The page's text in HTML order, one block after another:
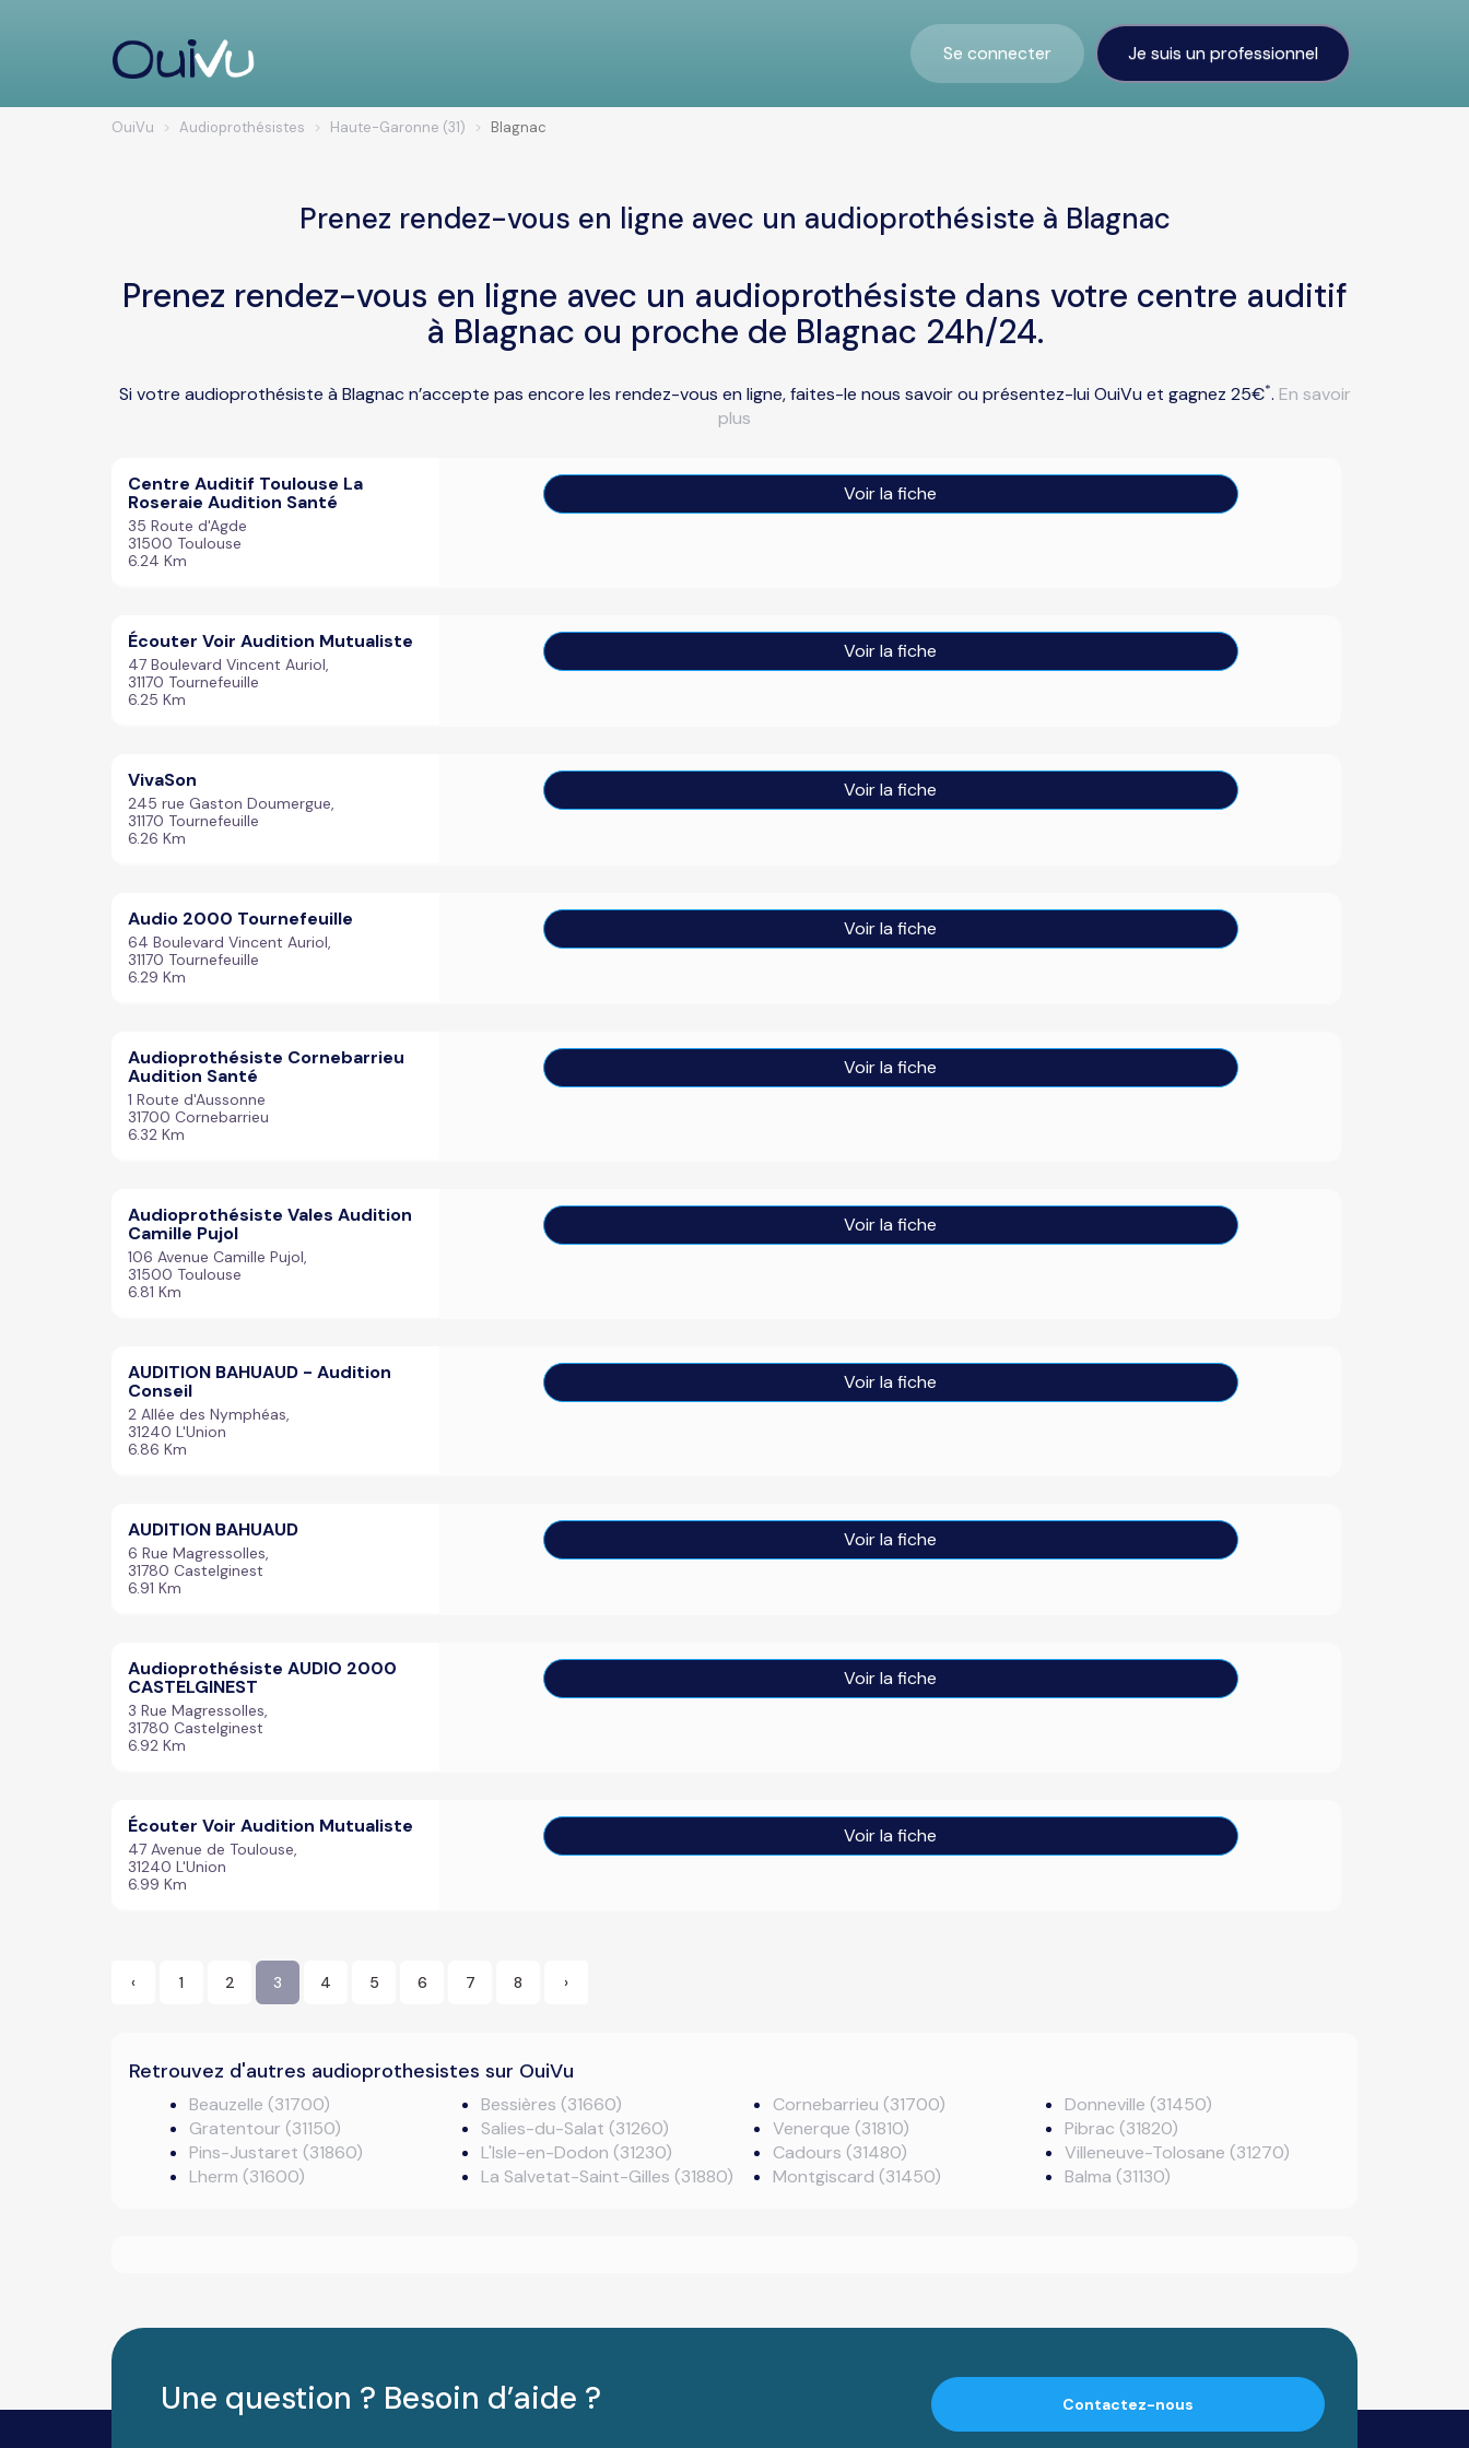
Se connecter Je suis un professionnel
OuiVu Audioprothésistes Haute-Garonne (31) Blagnac
Prenez rendez-vous en ligne avec un audioprothésiste à Blagnac
Prenez rendez-vous en ligne avec un audioprothésiste dans votre centre auditif
à Blagnac ou proche de Blagnac 24h/24.
Si votre audioprothésiste à Blagnac n’accepte pas encore les rendez-vous en ligne, faites-le nous savoir ou présentez-lui OuiVu et gagnez 25€*. En savoir
plus
Centre Auditif Toulouse La
Roseraie Audition Santé
35 Route d'Agde
31500 Toulouse
6.24 Km
Voir la fiche
Écouter Voir Audition Mutualiste
47 Boulevard Vincent Auriol,
31170 Tournefeuille
6.25 Km
Voir la fiche
VivaSon
245 rue Gaston Doumergue,
31170 Tournefeuille
6.26 Km
Voir la fiche
Audio 2000 Tournefeuille
64 Boulevard Vincent Auriol,
31170 Tournefeuille
6.29 Km
Voir la fiche
Audioprothésiste Cornebarrieu
Audition Santé
1 Route d'Aussonne
31700 Cornebarrieu
6.32 Km
Voir la fiche
Audioprothésiste Vales Audition
Camille Pujol
106 Avenue Camille Pujol,
31500 Toulouse
6.81 Km
Voir la fiche
AUDITION BAHUAUD - Audition
Conseil
2 Allée des Nymphéas,
31240 L'Union
6.86 Km
Voir la fiche
AUDITION BAHUAUD
6 Rue Magressolles,
31780 Castelginest
6.91 Km
Voir la fiche
Audioprothésiste AUDIO 2000
CASTELGINEST
3 Rue Magressolles,
31780 Castelginest
6.92 Km
Voir la fiche
Écouter Voir Audition Mutualiste
47 Avenue de Toulouse,
31240 L'Union
6.99 Km
Voir la fiche
‹ 1 2 3 4 5 6 7 8 ›
Retrouvez d'autres audioprothesistes sur OuiVu
Beauzelle (31700)
Gratentour (31150)
Pins-Justaret (31860)
Lherm (31600)
Bessières (31660)
Salies-du-Salat (31260)
L'Isle-en-Dodon (31230)
La Salvetat-Saint-Gilles (31880)
Cornebarrieu (31700)
Venerque (31810)
Cadours (31480)
Montgiscard (31450)
Donneville (31450)
Pibrac (31820)
Villeneuve-Tolosane (31270)
Balma (31130)
Une question ? Besoin d’aide ? Contactez-nous